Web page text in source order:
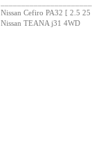
Nissan Cefiro PA32 [ 2.5
Nissan TEANA j31 4WD